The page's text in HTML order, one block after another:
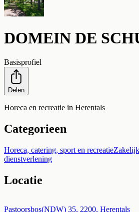
DOMEIN DE
Basisprofiel
Delen
Horeca en recreatie in Herentals
Categorieen
Horeca, catering, sport en recreatie
dienstverlening
Locatie
Pastoorsbos(NDW) 35, 2200, Herentals